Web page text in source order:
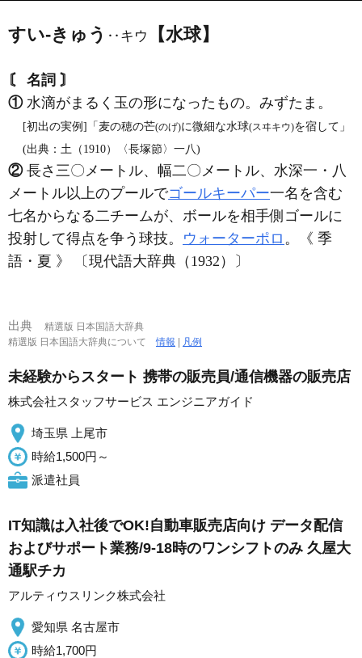
すい‐きゅう ‥キウ 【水球】
〘 名詞 〙
①水滴がまるく玉の形になったもの。みずたま。
[初出の実例]「麦の穂の芒(のげ)に微細な水球(スヰキウ)を宿して」
(出典：土（1910）〈長塚節〉一八)
②長さ三〇メートル、幅二〇メートル、水深一・八
メートル以上のプールでゴールキーパー一名を含む
七名からなる二チームが、ボールを相手側ゴールに
投射して得点を争う球技。 ウォーターポロ 。《 季
語・夏 》 〔現代語大辞典（1932）〕
出典
精選版 日本国語大辞典
精選版 日本国語大辞典について情報 凡例
未経験からスタート 携帯の販売員/通信機器の販売店
株式会社スタッフサービス エンジニアガイド
埼玉県 上尾市
時給1,500円～
派遣社員
IT知識は入社後でOK!自動車販売店向け データ配信
およびサポート業務/9-18時のワンシフトのみ 久屋大
通駅チカ
アルティウスリンク株式会社
愛知県 名古屋市
時給1,700円